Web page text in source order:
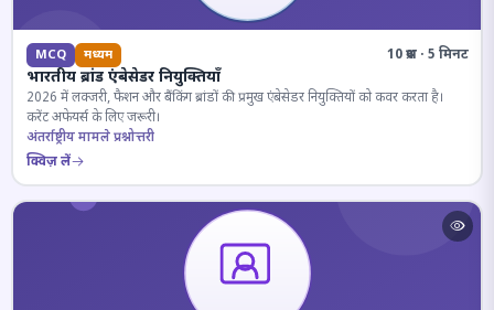
MCQ मध्यम 10 प्रश्न · 5 मिनट
भारतीय ब्रांड एंबेसेडर नियुक्तियाँ
2026 में लक्जरी, फैशन और बैंकिंग ब्रांडों की प्रमुख एंबेसेडर नियुक्तियों को कवर करता है।
करेंट अफेयर्स के लिए जरूरी।
अंतर्राष्ट्रीय मामले प्रश्नोत्तरी
क्विज़ लें